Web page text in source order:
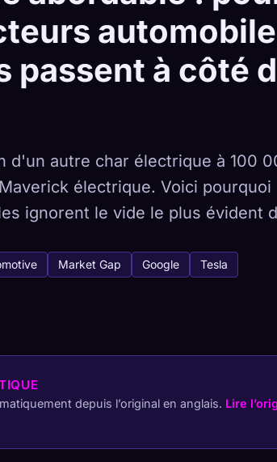
passent à côté
d'un autre char électrique à 100
électrique. Voici pourquoi
ignorent le vide le plus évident
Market Gap Google Tesla
depuis l’original en anglais. Lire
les appareils